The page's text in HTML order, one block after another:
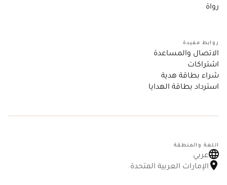
رواة
روابط مفيدة
الاتصال والمساعدة
اشتراكات
شراء بطاقة هدية
استرداد بطاقة الهدايا
اللغة والمنطقة
عربي
الإمارات العربية المتحدة